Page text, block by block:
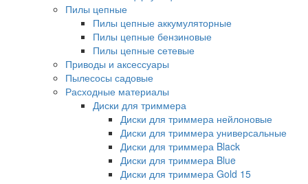
Пилы цепные
Пилы цепные аккумуляторные
Пилы цепные бензиновые
Пилы цепные сетевые
Приводы и аксессуары
Пылесосы садовые
Расходные материалы
Диски для триммера
Диски для триммера нейлоновые
Диски для триммера универсальные
Диски для триммера Black
Диски для триммера Blue
Диски для триммера Gold 15